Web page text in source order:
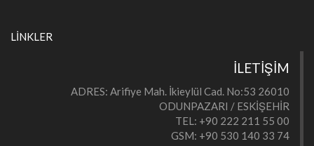
LİNKLER
İLETİŞİM
ADRES: Arifiye Mah. İkieylül Cad. No:53 26010
ODUNPAZARI / ESKİŞEHİR
TEL: +90 222 211 55 00
GSM: +90 530 140 33 74